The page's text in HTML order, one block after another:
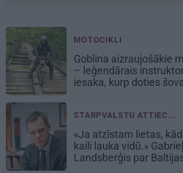
MOTOCIKLI
Goblina aizraujošākie
– leģendārais
iesaka, kurp doties
STARPVALSTU ATTIEC...
«Ja atzīstam lietas,
kaili lauka vidū.»
Landsberģis par